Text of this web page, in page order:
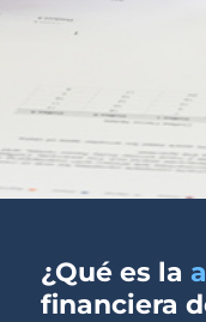
¿Qué es la
financiera